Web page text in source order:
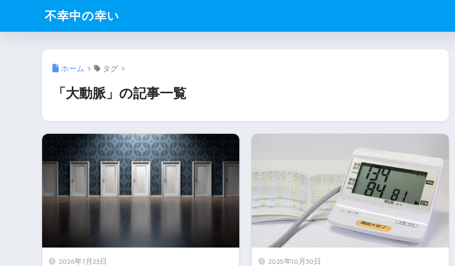
不幸中の幸い
ホーム タグ
「大動脈」の記事一覧
2026年7月23日 2025年10月30日